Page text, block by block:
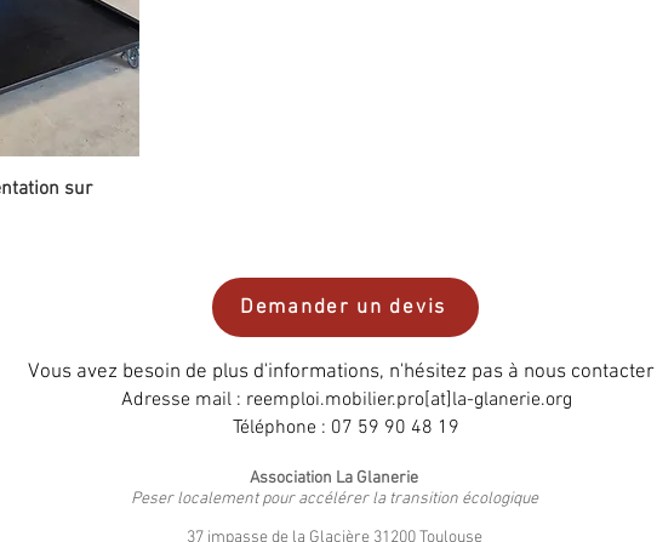
sur
Demander un devis
Vous avez besoin de plus d'informations, n'hésitez pas à nous contacter
Adresse mail : reemploi.mobilier.pro[at]la-glanerie.org
Téléphone : 07 59 90 48 19
Association La Glanerie
Peser localement pour accélérer la transition écologique
37 impasse de la Glacière 31200 Toulouse